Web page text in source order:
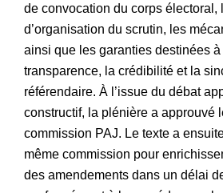
de convocation du corps électoral,
d’organisation du scrutin, les
ainsi que les garanties destinées à
transparence, la crédibilité et la
référendaire. À l’issue du débat
constructif, la plénière a approuvé
commission PAJ. Le texte a
même commission pour
des amendements dans un délai